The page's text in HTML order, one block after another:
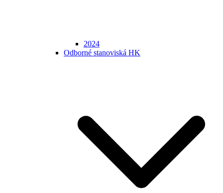
2024
Odborné stanoviská HK